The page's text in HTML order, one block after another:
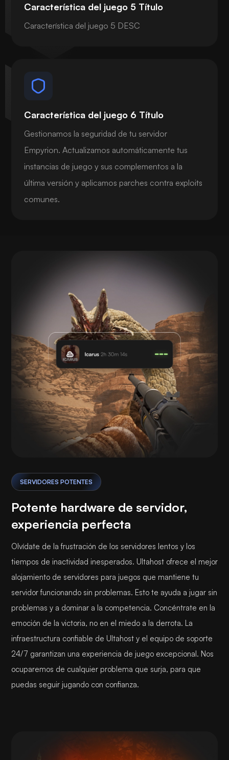
Característica del juego 5 Título
Característica del juego 5 DESC
Característica del juego 6 Título
Gestionamos la seguridad de tu servidor
Empyrion. Actualizamos automáticamente tus
instancias de juego y sus complementos a la
última versión y aplicamos parches contra exploits
comunes.
SERVIDORES POTENTES
Potente hardware de servidor,
experiencia perfecta
Olvídate de la frustración de los servidores lentos y los
tiempos de inactividad inesperados. Ultahost ofrece el mejor
alojamiento de servidores para juegos que mantiene tu
servidor funcionando sin problemas. Esto te ayuda a jugar sin
problemas y a dominar a la competencia. Concéntrate en la
emoción de la victoria, no en el miedo a la derrota. La
infraestructura confiable de Ultahost y el equipo de soporte
24/7 garantizan una experiencia de juego excepcional. Nos
ocuparemos de cualquier problema que surja, para que
puedas seguir jugando con confianza.